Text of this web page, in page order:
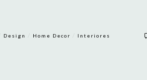
Design Home Decor Interiores